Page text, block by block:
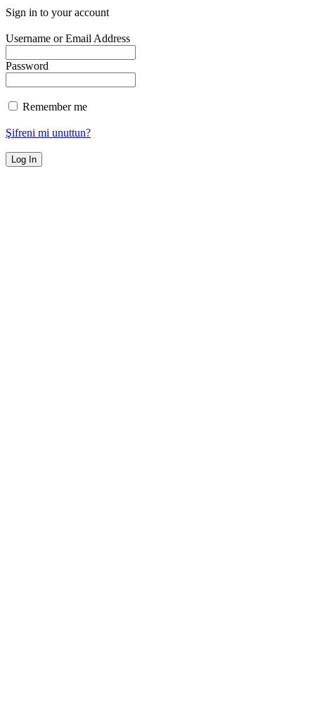
Sign in to your account
Username or Email Address
Password
Remember me
Şifreni mi unuttun?